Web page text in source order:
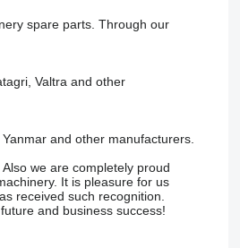
spare parts. Through our
Valtra and other
and other manufacturers.
we are completely proud
It is pleasure for us
received such recognition.
and business success!